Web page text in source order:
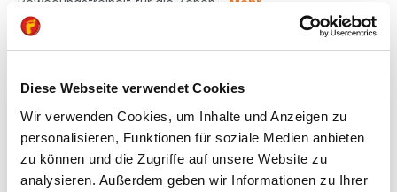
Diese Webseite verwendet Cookies
Wir verwenden Cookies, um Inhalte und Anzeigen zu
personalisieren, Funktionen für soziale Medien anbieten
zu können und die Zugriffe auf unsere Website zu
analysieren. Außerdem geben wir Informationen zu Ihrer
Eigenschaften
Kindgerechte
Passform